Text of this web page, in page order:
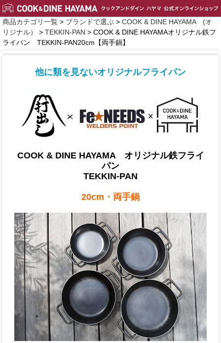
商品カテゴリ一覧 > ブランドで選ぶ > COOK & DINE HAYAMA (オ
リジナル）
> TEKKIN-PAN > COOK & DINE HAYAMAオリジナル鉄フ
ライパン TEKKIN-PAN20cm【両手鍋】
他に類を見ないオリジナルフライパン
COOK & DINE HAYAMA オリジナル鉄フライ
パン
TEKKIN-PAN
20cm・両手鍋